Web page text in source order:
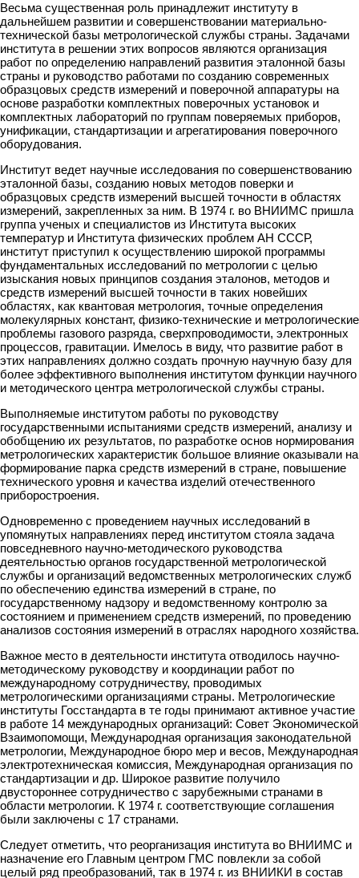
Весьма существенная роль принадлежит институту в
дальнейшем развитии и совершенствовании материально-
технической базы метрологической службы страны. Задачами
института в решении этих вопросов являются организация
работ по определению направлений развития эталонной базы
страны и руководство работами по созданию современных
образцовых средств измерений и поверочной аппаратуры на
основе разработки комплектных поверочных установок и
комплектных лабораторий по группам поверяемых приборов,
унификации, стандартизации и агрегатирования поверочного
оборудования.
Институт ведет научные исследования по совершенствованию
эталонной базы, созданию новых методов поверки и
образцовых средств измерений высшей точности в областях
измерений, закрепленных за ним. В 1974 г. во ВНИИМС пришла
группа ученых и специалистов из Института высоких
температур и Института физических проблем АН СССР,
институт приступил к осуществлению широкой программы
фундаментальных исследований по метрологии с целью
изыскания новых принципов создания эталонов, методов и
средств измерений высшей точности в таких новейших
областях, как квантовая метрология, точные определения
молекулярных констант, физико-технические и метрологические
проблемы газового разряда, сверхпроводимости, электронных
процессов, гравитации. Имелось в виду, что развитие работ в
этих направлениях должно создать прочную научную базу для
более эффективного выполнения институтом функции научного
и методического центра метрологической службы страны.
Выполняемые институтом работы по руководству
государственными испытаниями средств измерений, анализу и
обобщению их результатов, по разработке основ нормирования
метрологических характеристик большое влияние оказывали на
формирование парка средств измерений в стране, повышение
технического уровня и качества изделий отечественного
приборостроения.
Одновременно с проведением научных исследований в
упомянутых направлениях перед институтом стояла задача
повседневного научно-методического руководства
деятельностью органов государственной метрологической
службы и организаций ведомственных метрологических служб
по обеспечению единства измерений в стране, по
государственному надзору и ведомственному контролю за
состоянием и применением средств измерений, по проведению
анализов состояния измерений в отраслях народного хозяйства.
Важное место в деятельности института отводилось научно-
методическому руководству и координации работ по
международному сотрудничеству, проводимых
метрологическими организациями страны. Метрологические
институты Госстандарта в те годы принимают активное участие
в работе 14 международных организаций: Совет Экономической
Взаимопомощи, Международная организация законодательной
метрологии, Международное бюро мер и весов, Международная
электротехническая комиссия, Международная организация по
стандартизации и др. Широкое развитие получило
двустороннее сотрудничество с зарубежными странами в
области метрологии. К 1974 г. соответствующие соглашения
были заключены с 17 странами.
Следует отметить, что реорганизация института во ВНИИМС и
назначение его Главным центром ГМС повлекли за собой
целый ряд преобразований, так в 1974 г. из ВНИИКИ в состав